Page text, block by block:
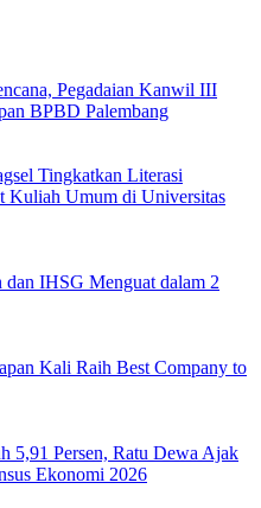
Pegadaian Kanwil III
BPBD Palembang
Tingkatkan Literasi
Kuliah Umum di Universitas
IHSG Menguat dalam 2
Kali Raih Best Company to
5,91 Persen, Ratu Dewa Ajak
Ekonomi 2026